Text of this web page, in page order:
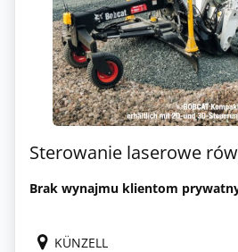
Sterowanie laserowe
Brak wynajmu klientom
KÜNZELL